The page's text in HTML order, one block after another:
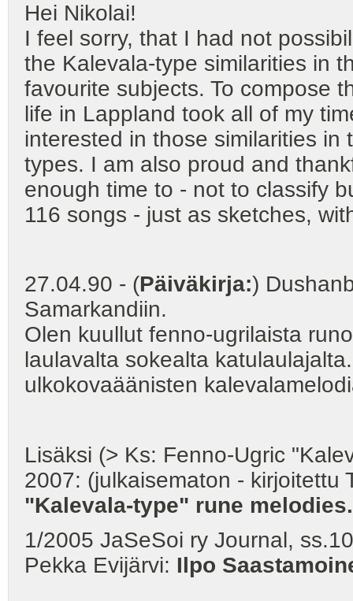
Hei Nikolai!
I feel sorry, that I had not
the Kalevala-type similarities in
favourite subjects. To compose
life in Lappland took all of my
interested in those similarities
types. I am also proud and
enough time to - not to classify
116 songs - just as sketches,
27.04.90 - (Päiväkirja:)
Samarkandiin.
Olen kuullut fenno-ugrilaista
laulavalta sokealta
ulkokovaäänisten
Lisäksi (> Ks: Fenno-Ugric
2007: (julkaisematon - kirjoitettu
"Kalevala-type" rune melodies.
1/2005 JaSeSoi ry Journal,
Pekka Evijärvi: Ilpo